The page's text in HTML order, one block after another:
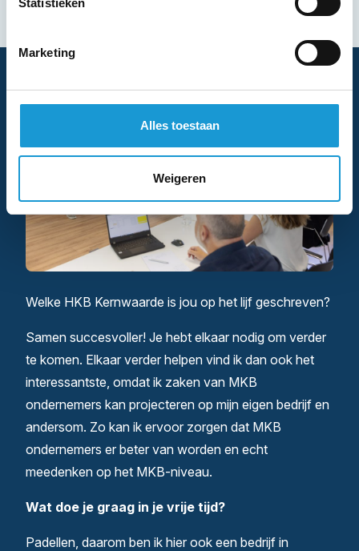
Statistieken
Marketing
Alles toestaan
Weigeren
Welke HKB Kernwaarde is jou op het lijf geschreven?
Samen succesvoller! Je hebt elkaar nodig om verder
te komen. Elkaar verder helpen vind ik dan ook het
interessantste, omdat ik zaken van MKB
ondernemers kan projecteren op mijn eigen bedrijf en
andersom. Zo kan ik ervoor zorgen dat MKB
ondernemers er beter van worden en echt
meedenken op het MKB-niveau.
Wat doe je graag in je vrije tijd?
Padellen, daarom ben ik hier ook een bedrijf in